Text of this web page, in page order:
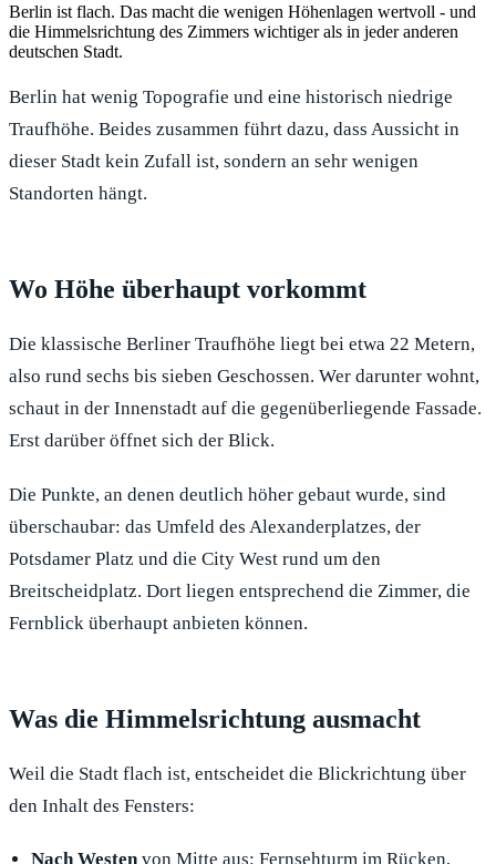
Berlin ist flach. Das macht die wenigen Höhenlagen wertvoll - und
die Himmelsrichtung des Zimmers wichtiger als in jeder anderen
deutschen Stadt.
Berlin hat wenig Topografie und eine historisch niedrige
Traufhöhe. Beides zusammen führt dazu, dass Aussicht in
dieser Stadt kein Zufall ist, sondern an sehr wenigen
Standorten hängt.
Wo Höhe überhaupt vorkommt
Die klassische Berliner Traufhöhe liegt bei etwa 22 Metern,
also rund sechs bis sieben Geschossen. Wer darunter wohnt,
schaut in der Innenstadt auf die gegenüberliegende Fassade.
Erst darüber öffnet sich der Blick.
Die Punkte, an denen deutlich höher gebaut wurde, sind
überschaubar: das Umfeld des Alexanderplatzes, der
Potsdamer Platz und die City West rund um den
Breitscheidplatz. Dort liegen entsprechend die Zimmer, die
Fernblick überhaupt anbieten können.
Was die Himmelsrichtung ausmacht
Weil die Stadt flach ist, entscheidet die Blickrichtung über
den Inhalt des Fensters:
Nach Westen von Mitte aus: Fernsehturm im Rücken,